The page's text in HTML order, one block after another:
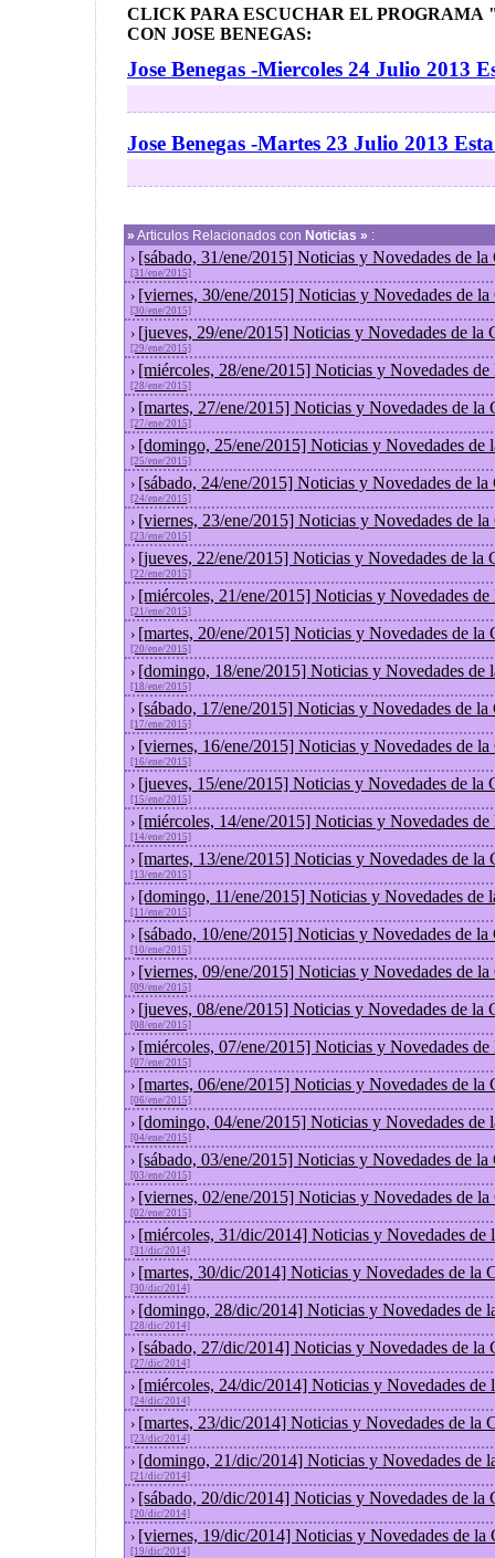
CLICK PARA ESCUCHAR EL PROGRAMA
CON JOSE BENEGAS:
Jose Benegas -Miercoles 24 Julio 2013
Jose Benegas -Martes 23 Julio 2013
» Articulos Relacionados con Noticias » :
› [sábado, 31/ene/2015] Noticias y Novedades de la
[31/ene/2015]
› [viernes, 30/ene/2015] Noticias y Novedades de
[30/ene/2015]
› [jueves, 29/ene/2015] Noticias y Novedades de la
[29/ene/2015]
› [miércoles, 28/ene/2015] Noticias y Novedades
[28/ene/2015]
› [martes, 27/ene/2015] Noticias y Novedades de la
[27/ene/2015]
› [domingo, 25/ene/2015] Noticias y Novedades de
[25/ene/2015]
› [sábado, 24/ene/2015] Noticias y Novedades de la
[24/ene/2015]
› [viernes, 23/ene/2015] Noticias y Novedades de
[23/ene/2015]
› [jueves, 22/ene/2015] Noticias y Novedades de la
[22/ene/2015]
› [miércoles, 21/ene/2015] Noticias y Novedades
[21/ene/2015]
› [martes, 20/ene/2015] Noticias y Novedades de la
[20/ene/2015]
› [domingo, 18/ene/2015] Noticias y Novedades de
[18/ene/2015]
› [sábado, 17/ene/2015] Noticias y Novedades de la
[17/ene/2015]
› [viernes, 16/ene/2015] Noticias y Novedades de
[16/ene/2015]
› [jueves, 15/ene/2015] Noticias y Novedades de la
[15/ene/2015]
› [miércoles, 14/ene/2015] Noticias y Novedades
[14/ene/2015]
› [martes, 13/ene/2015] Noticias y Novedades de la
[13/ene/2015]
› [domingo, 11/ene/2015] Noticias y Novedades de
[11/ene/2015]
› [sábado, 10/ene/2015] Noticias y Novedades de la
[10/ene/2015]
› [viernes, 09/ene/2015] Noticias y Novedades de
[09/ene/2015]
› [jueves, 08/ene/2015] Noticias y Novedades de la
[08/ene/2015]
› [miércoles, 07/ene/2015] Noticias y Novedades
[07/ene/2015]
› [martes, 06/ene/2015] Noticias y Novedades de la
[06/ene/2015]
› [domingo, 04/ene/2015] Noticias y Novedades de
[04/ene/2015]
› [sábado, 03/ene/2015] Noticias y Novedades de la
[03/ene/2015]
› [viernes, 02/ene/2015] Noticias y Novedades de
[02/ene/2015]
› [miércoles, 31/dic/2014] Noticias y Novedades de
[31/dic/2014]
› [martes, 30/dic/2014] Noticias y Novedades de la
[30/dic/2014]
› [domingo, 28/dic/2014] Noticias y Novedades de
[28/dic/2014]
› [sábado, 27/dic/2014] Noticias y Novedades de la
[27/dic/2014]
› [miércoles, 24/dic/2014] Noticias y Novedades de
[24/dic/2014]
› [martes, 23/dic/2014] Noticias y Novedades de la
[23/dic/2014]
› [domingo, 21/dic/2014] Noticias y Novedades de
[21/dic/2014]
› [sábado, 20/dic/2014] Noticias y Novedades de la
[20/dic/2014]
› [viernes, 19/dic/2014] Noticias y Novedades de la
[19/dic/2014]